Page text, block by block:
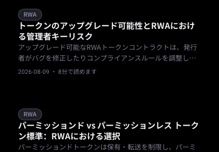
RWA
トークンのアップグレード可能性とRWAにおけ
る管理者キーリスク
アップグレード可能なRWAトークンコントラクトは、発行
者がバグを修正したりコンプライアンスルールを調整した
りすることを可能にしますが、管理者キーを保持する者で
2026-08-09 · 8分で読めます
RWA
パーミッションド vs パーミッションレス トーク
ン標準：RWAにおける選択
パーミッションドトークンは保有・転送を制限し、パーミ